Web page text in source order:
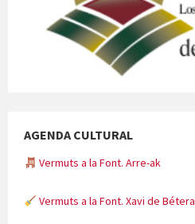
AGENDA CULTURAL
Vermuts a la Font. Arre-ak
Vermuts a la Font. Xavi de Bétera